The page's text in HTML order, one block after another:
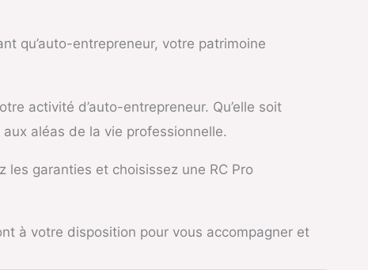
qu’auto-entrepreneur, votre patrimoine
activité d’auto-entrepreneur. Qu’elle soit
aléas de la vie professionnelle.
garanties et choisissez une RC Pro
à votre disposition pour vous accompagner et